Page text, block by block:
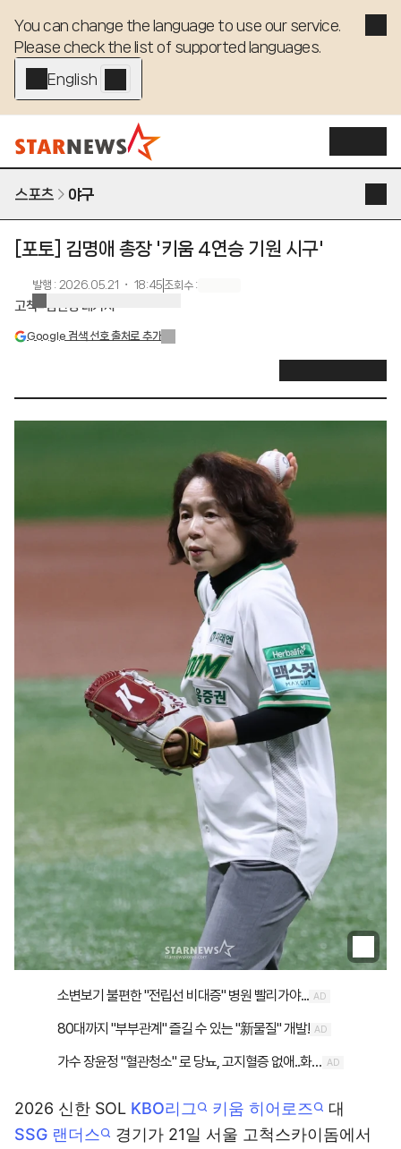
You can change the language to use our service.
Please check the list of supported languages.
English - EN
스포츠 야구
[포토] 김명애 총장 '키움 4연승 기원 시구'
발행 : 2026.05.21 ・ 18:45 조회수:
고척=김진경 대기자
Google 검색 선호 출처로 추가
2026 신한 SOL KBO리그 키움 히어로즈
대
SSG 랜더스
경기가 21일 서울 고척스카이돔에서